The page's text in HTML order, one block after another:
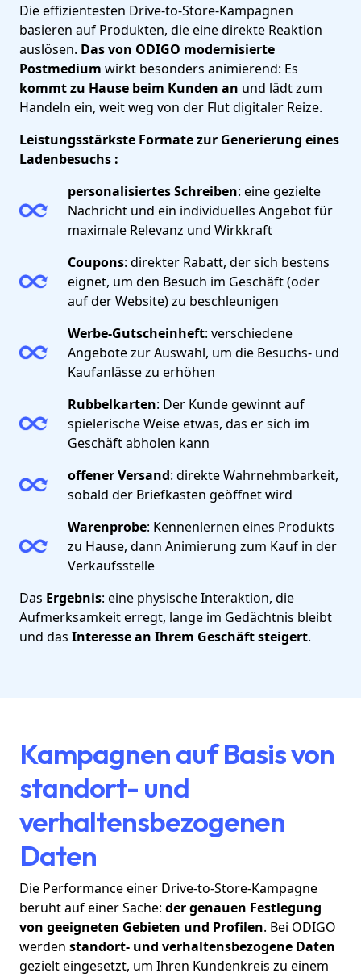
Die effizientesten Drive-to-Store-Kampagnen
basieren auf Produkten, die eine direkte Reaktion
auslösen. Das von ODIGO modernisierte
Postmedium wirkt besonders animierend: Es
kommt zu Hause beim Kunden an und lädt zum
Handeln ein, weit weg von der Flut digitaler Reize.
Leistungsstärkste Formate zur Generierung eines
Ladenbesuchs :
personalisiertes Schreiben: eine gezielte
Nachricht und ein individuelles Angebot für
maximale Relevanz und Wirkkraft
Coupons: direkter Rabatt, der sich bestens
eignet, um den Besuch im Geschäft (oder
auf der Website) zu beschleunigen
Werbe-Gutscheinheft: verschiedene
Angebote zur Auswahl, um die Besuchs- und
Kaufanlässe zu erhöhen
Rubbelkarten: Der Kunde gewinnt auf
spielerische Weise etwas, das er sich im
Geschäft abholen kann
offener Versand: direkte Wahrnehmbarkeit,
sobald der Briefkasten geöffnet wird
Warenprobe: Kennenlernen eines Produkts
zu Hause, dann Animierung zum Kauf in der
Verkaufsstelle
Das Ergebnis: eine physische Interaktion, die
Aufmerksamkeit erregt, lange im Gedächtnis bleibt
und das Interesse an Ihrem Geschäft steigert.
Kampagnen auf Basis von
standort- und
verhaltensbezogenen
Daten
Die Performance einer Drive-to-Store-Kampagne
beruht auf einer Sache: der genauen Festlegung
von geeigneten Gebieten und Profilen. Bei ODIGO
werden standort- und verhaltensbezogene Daten
gezielt eingesetzt, um Ihren Kundenkreis zu einem